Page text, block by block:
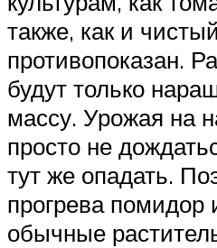
также, как и
противопоказан.
будут только
массу. Урожая на
просто не
тут же опадать.
прогрева помидор
обычные